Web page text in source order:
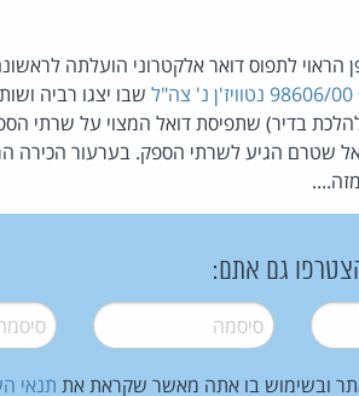
לתפוס דואר אלקטרוני הועלתה לראשונה
שבו יצגו רביה
בדיר) שתפיסת דואל המצוי על שרתי
שטרם הגיע לשרתי הספק. בערעור הכירה
גם אתם:
סיסמה* סיסמה
ובשימוש בו אתה מאשר שקראת את תנאי